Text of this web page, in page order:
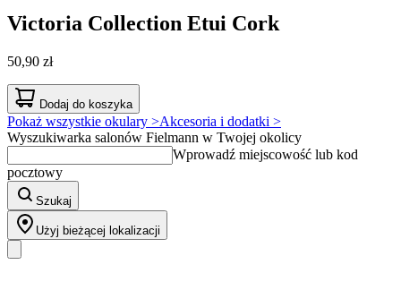
Victoria Collection Etui Cork
50,90 zł
Dodaj do koszyka
Pokaż wszystkie okulary >Akcesoria i dodatki >
Wyszukiwarka salonów Fielmann w Twojej okolicy
Wprowadź miejscowość lub kod
pocztowy
Szukaj
Użyj bieżącej lokalizacji